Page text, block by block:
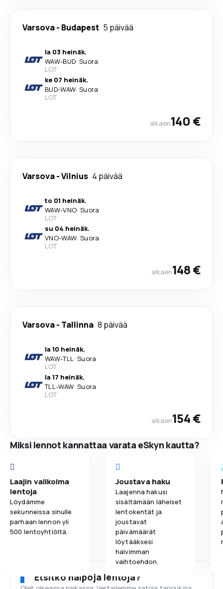
Varsova- Budapest 5 päivää
la 03 heinäk.
WAW-BUD· Suora
LOT
ke 07 heinäk.
BUD-WAW· Suora
LOT
alkaen140 €
Varsova-Vilnius 4 päivää
to 01 heinäk.
WAW-VNO· Suora
LOT
su 04 heinäk.
VNO-WAW· Suora
LOT
alkaen148 €
Varsova- Tallinna 8 päivää
la 10 heinäk.
WAW-TLL· Suora
LOT
la 17 heinäk.
TLL-WAW· Suora
LOT
alkaen154 €
Miksi lennot kannattaa varata eSkyn kautta?
Laajin valikoima
lentoja
Löydämme
sekunneissa sinulle
parhaan lennon yli
500 lentoyhtiöltä.
Joustava haku
Laajenna hakusi
sisältämään läheiset
lentokentät ja
joustavat
päivämäärät
löytääksesi
halvimman
vaihtoehdon.
Etsitkö halpoja lentoja?